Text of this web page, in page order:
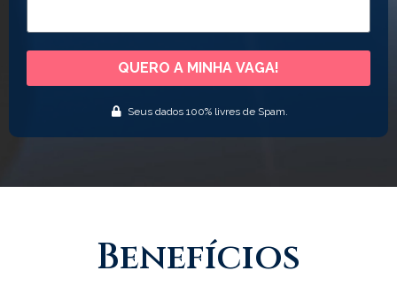
QUERO A MINHA VAGA!
Seus dados 100% livres de Spam.
Benefícios